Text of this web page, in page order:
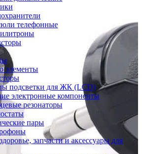
телефонные
элементы
подсветки для ЖК (LCD)
электронные компоненты
резонаторы
пары
запчасти и аксессуары для